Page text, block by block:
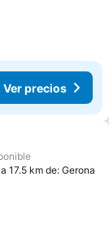
Ver precios
17.5 km de: Gerona